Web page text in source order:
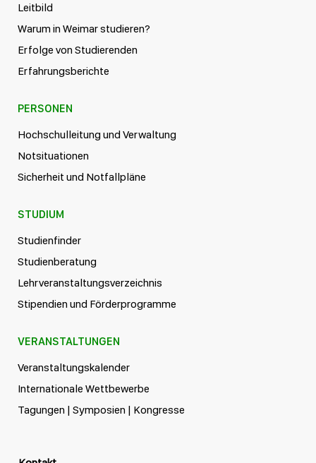
Leitbild
Warum in Weimar studieren?
Erfolge von Studierenden
Erfahrungsberichte
PERSONEN
Hochschulleitung und Verwaltung
Notsituationen
Sicherheit und Notfallpläne
STUDIUM
Studienfinder
Studienberatung
Lehrveranstaltungsverzeichnis
Stipendien und Förderprogramme
VERANSTALTUNGEN
Veranstaltungskalender
Internationale Wettbewerbe
Tagungen | Symposien | Kongresse